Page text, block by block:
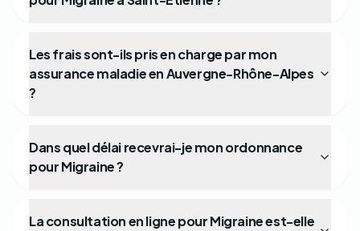
Les frais sont-ils pris en charge par mon
assurance maladie en Auvergne-Rhône-Alpes
?
Dans quel délai recevrai-je mon ordonnance
pour Migraine ?
La consultation en ligne pour Migraine est-elle